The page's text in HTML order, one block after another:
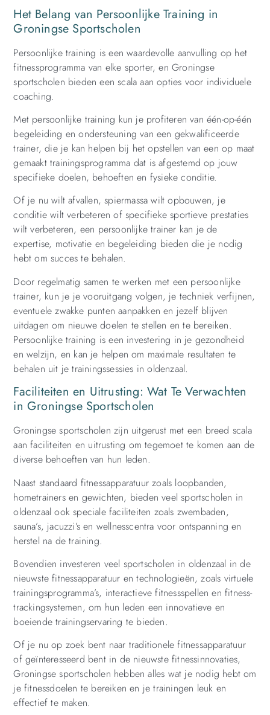
Het Belang van Persoonlijke Training in
Groningse Sportscholen
Persoonlijke training is een waardevolle aanvulling op het
fitnessprogramma van elke sporter, en Groningse
sportscholen bieden een scala aan opties voor individuele
coaching.
Met persoonlijke training kun je profiteren van één-op-één
begeleiding en ondersteuning van een gekwalificeerde
trainer, die je kan helpen bij het opstellen van een op maat
gemaakt trainingsprogramma dat is afgestemd op jouw
specifieke doelen, behoeften en fysieke conditie.
Of je nu wilt afvallen, spiermassa wilt opbouwen, je
conditie wilt verbeteren of specifieke sportieve prestaties
wilt verbeteren, een persoonlijke trainer kan je de
expertise, motivatie en begeleiding bieden die je nodig
hebt om succes te behalen.
Door regelmatig samen te werken met een persoonlijke
trainer, kun je je vooruitgang volgen, je techniek verfijnen,
eventuele zwakke punten aanpakken en jezelf blijven
uitdagen om nieuwe doelen te stellen en te bereiken.
Persoonlijke training is een investering in je gezondheid
en welzijn, en kan je helpen om maximale resultaten te
behalen uit je trainingssessies in oldenzaal.
Faciliteiten en Uitrusting: Wat Te Verwachten
in Groningse Sportscholen
Groningse sportscholen zijn uitgerust met een breed scala
aan faciliteiten en uitrusting om tegemoet te komen aan de
diverse behoeften van hun leden.
Naast standaard fitnessapparatuur zoals loopbanden,
hometrainers en gewichten, bieden veel sportscholen in
oldenzaal ook speciale faciliteiten zoals zwembaden,
sauna’s, jacuzzi’s en wellnesscentra voor ontspanning en
herstel na de training.
Bovendien investeren veel sportscholen in oldenzaal in de
nieuwste fitnessapparatuur en technologieën, zoals virtuele
trainingsprogramma’s, interactieve fitnessspellen en fitness-
trackingsystemen, om hun leden een innovatieve en
boeiende trainingservaring te bieden.
Of je nu op zoek bent naar traditionele fitnessapparatuur
of geïnteresseerd bent in de nieuwste fitnessinnovaties,
Groningse sportscholen hebben alles wat je nodig hebt om
je fitnessdoelen te bereiken en je trainingen leuk en
effectief te maken.